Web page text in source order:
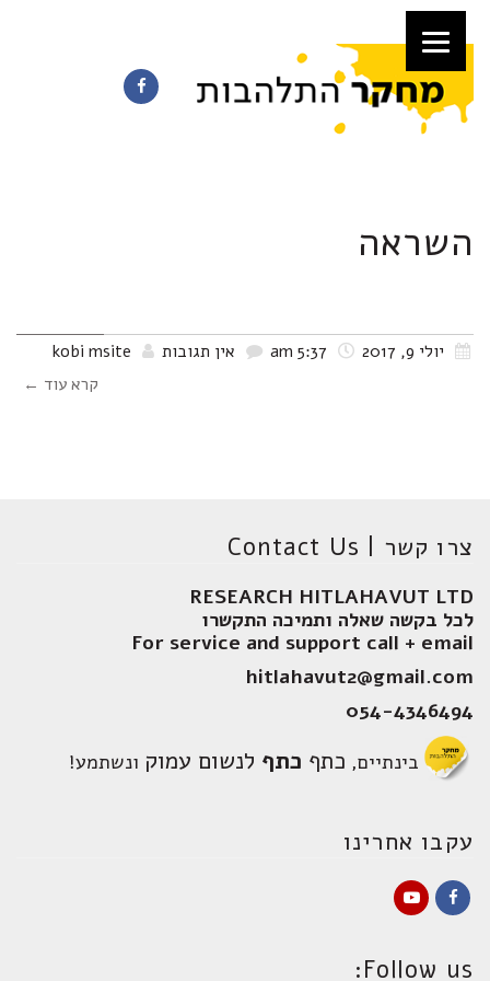
השראה
יולי 9, 2017 אין תגובות
kobi msite
קרא עוד ←
צרו קשר | Contact Us
RESEARCH HITLAHAVUT LTD
לכל בקשה שאלה ותמיכה התקשרו
For service and support call + email
hitlahavut2@gmail.com
054-4346494
בינתיים, כתף כתף לנשום עמוק ונשתמע!
עקבו אחרינו
Follow us: